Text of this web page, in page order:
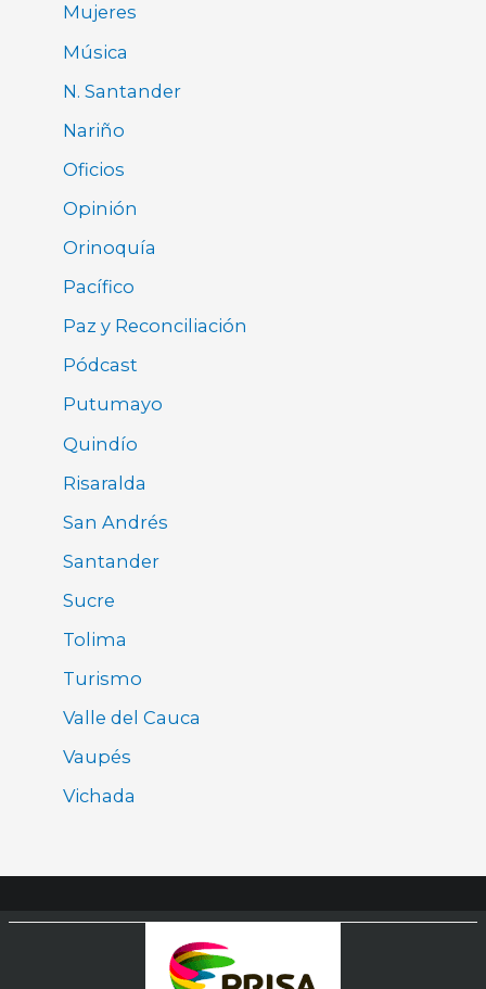
Mujeres
Música
N. Santander
Nariño
Oficios
Opinión
Orinoquía
Pacífico
Paz y Reconciliación
Pódcast
Putumayo
Quindío
Risaralda
San Andrés
Santander
Sucre
Tolima
Turismo
Valle del Cauca
Vaupés
Vichada